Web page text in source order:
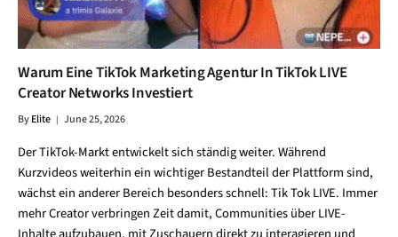
Warum Eine TikTok Marketing Agentur In TikTok LIVE
Creator Networks Investiert
ByElite June 25, 2026
Der TikTok-Markt entwickelt sich ständig weiter. Während
Kurzvideos weiterhin ein wichtiger Bestandteil der Plattform sind,
wächst ein anderer Bereich besonders schnell: Tik Tok LIVE. Immer
mehr Creator verbringen Zeit damit, Communities über LIVE-